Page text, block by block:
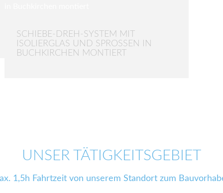
SCHIEBE-DREH-SYSTEM MIT
ISOLIERGLAS UND SPROSSEN IN
BUCHKIRCHEN MONTIERT
UNSER TÄTIGKEITSGEBIET
1,5h Fahrtzeit von unserem Standort zum